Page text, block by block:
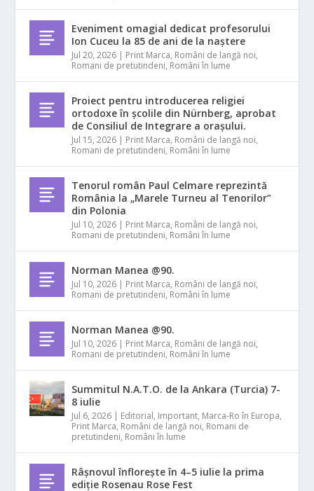
Eveniment omagial dedicat profesorului
Ion Cuceu la 85 de ani de la naștere
Jul 20, 2026 | Print Marca, Români de langă noi,
Romani de pretutindeni, Români în lume
Proiect pentru introducerea religiei
ortodoxe în școlile din Nürnberg, aprobat
de Consiliul de Integrare a orașului.
Jul 15, 2026 | Print Marca, Români de langă noi,
Romani de pretutindeni, Români în lume
Tenorul român Paul Celmare reprezintă
România la „Marele Turneu al Tenorilor”
din Polonia
Jul 10, 2026 | Print Marca, Români de langă noi,
Romani de pretutindeni, Români în lume
Norman Manea @90.
Jul 10, 2026 | Print Marca, Români de langă noi,
Romani de pretutindeni, Români în lume
Norman Manea @90.
Jul 10, 2026 | Print Marca, Români de langă noi,
Romani de pretutindeni, Români în lume
Summitul N.A.T.O. de la Ankara (Turcia) 7-
8 iulie
Jul 6, 2026 | Editorial, Important, Marca-Ro în Europa,
Print Marca, Români de langă noi, Romani de
pretutindeni, Români în lume
Râșnovul înflorește în 4–5 iulie la prima
ediție Rosenau Rose Fest